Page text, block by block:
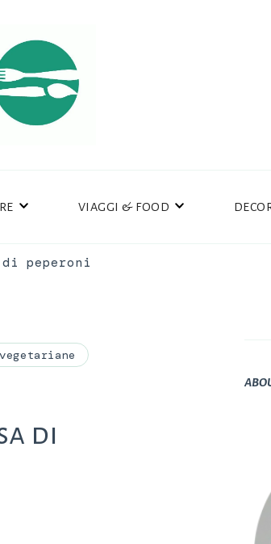
VIAGGI & FOOD
peperoni
di